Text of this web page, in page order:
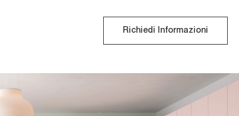
Richiedi Informazioni